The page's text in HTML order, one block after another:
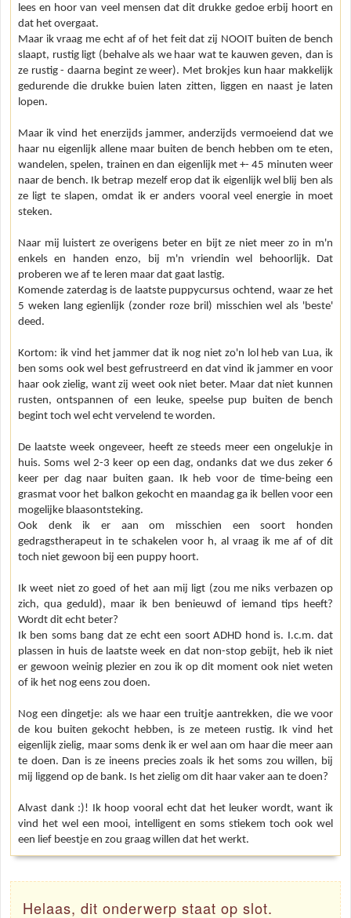
lees en hoor van veel mensen dat dit drukke gedoe erbij hoort en
dat het overgaat.
Maar ik vraag me echt af of het feit dat zij NOOIT buiten de bench
slaapt, rustig ligt (behalve als we haar wat te kauwen geven, dan is
ze rustig - daarna begint ze weer). Met brokjes kun haar makkelijk
gedurende die drukke buien laten zitten, liggen en naast je laten
lopen.
Maar ik vind het enerzijds jammer, anderzijds vermoeiend dat we
haar nu eigenlijk allene maar buiten de bench hebben om te eten,
wandelen, spelen, trainen en dan eigenlijk met +- 45 minuten weer
naar de bench. Ik betrap mezelf erop dat ik eigenlijk wel blij ben als
ze ligt te slapen, omdat ik er anders vooral veel energie in moet
steken.
Naar mij luistert ze overigens beter en bijt ze niet meer zo in m'n
enkels en handen enzo, bij m'n vriendin wel behoorlijk. Dat
proberen we af te leren maar dat gaat lastig.
Komende zaterdag is de laatste puppycursus ochtend, waar ze het
5 weken lang egienlijk (zonder roze bril) misschien wel als 'beste'
deed.
Kortom: ik vind het jammer dat ik nog niet zo'n lol heb van Lua, ik
ben soms ook wel best gefrustreerd en dat vind ik jammer en voor
haar ook zielig, want zij weet ook niet beter. Maar dat niet kunnen
rusten, ontspannen of een leuke, speelse pup buiten de bench
begint toch wel echt vervelend te worden.
De laatste week ongeveer, heeft ze steeds meer een ongelukje in
huis. Soms wel 2-3 keer op een dag, ondanks dat we dus zeker 6
keer per dag naar buiten gaan. Ik heb voor de time-being een
grasmat voor het balkon gekocht en maandag ga ik bellen voor een
mogelijke blaasontsteking.
Ook denk ik er aan om misschien een soort honden
gedragstherapeut in te schakelen voor h, al vraag ik me af of dit
toch niet gewoon bij een puppy hoort.
Ik weet niet zo goed of het aan mij ligt (zou me niks verbazen op
zich, qua geduld), maar ik ben benieuwd of iemand tips heeft?
Wordt dit echt beter?
Ik ben soms bang dat ze echt een soort ADHD hond is. I.c.m. dat
plassen in huis de laatste week en dat non-stop gebijt, heb ik niet
er gewoon weinig plezier en zou ik op dit moment ook niet weten
of ik het nog eens zou doen.
Nog een dingetje: als we haar een truitje aantrekken, die we voor
de kou buiten gekocht hebben, is ze meteen rustig. Ik vind het
eigenlijk zielig, maar soms denk ik er wel aan om haar die meer aan
te doen. Dan is ze ineens precies zoals ik het soms zou willen, bij
mij liggend op de bank. Is het zielig om dit haar vaker aan te doen?
Alvast dank :)! Ik hoop vooral echt dat het leuker wordt, want ik
vind het wel een mooi, intelligent en soms stiekem toch ook wel
een lief beestje en zou graag willen dat het werkt.
Helaas, dit onderwerp staat op slot.